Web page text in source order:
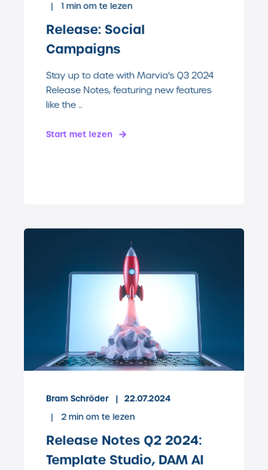
1 min om te lezen
Release: Social
Campaigns
Stay up to date with Marvia's Q3 2024
Release Notes, featuring new features
like the ...
Start met lezen
Bram Schröder
22.07.2024
2 min om te lezen
Release Notes Q2 2024:
Template Studio, DAM AI